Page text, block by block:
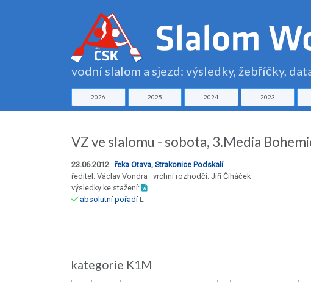
vodní slalom a sjezd: výsledky, žebříčky,
2026 2025 2024 2023
VZ ve slalomu - sobota, 3.Media
23.06.2012 řeka Otava, Strakonice Podskalí
ředitel: Václav Vondra vrchní rozhodčí: Jiří Čiháček
výsledky ke stažení:
absolutní pořadíL
kategorie K1M